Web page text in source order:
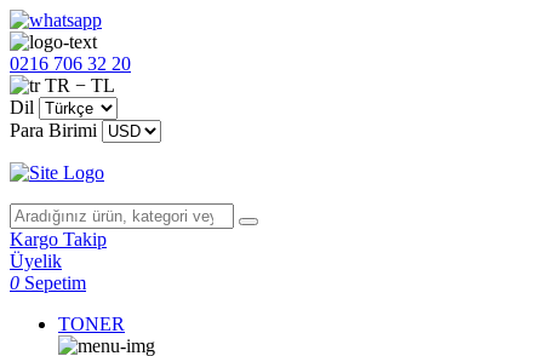
0216 706 32 20
TR − TL
Dil
Para Birimi
Kargo Takip
Üyelik
0 Sepetim
TONER